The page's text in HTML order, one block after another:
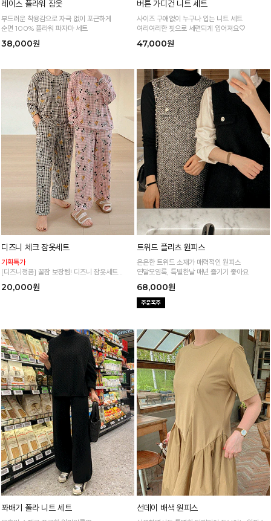
레이스 플라워 잠옷
부드러운 착용감으로 자극 없이 포근하게
순면 100% 플라워 파자마 세트
38,000원
버튼 가디건 니트 세트
사이즈 구애없이 누구나 입는 니트 세트
여리여리한 핏으로 세련되게 입어져요♡
47,000원
디즈니 체크 잠옷세트
기획특가
[디즈니정품] 꿀잠 보장템! 디즈니 잠옷세트
쫀쫀~쭉쭉 늘어나는 신축성으로 정말 편안해요
20,000원
트위드 플리츠 원피스
은은한 트위드 소재가 매력적인 원피스
연말모임룩, 특별한날 매년 즐기기 좋아요
68,000원
꽈배기 폴라 니트 세트 선데이 배색 원피스